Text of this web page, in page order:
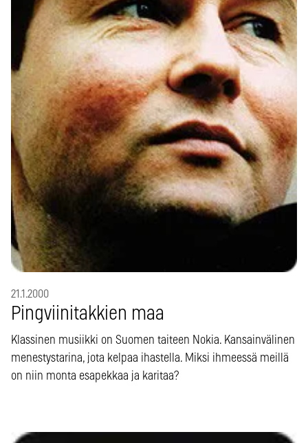
21.1.2000
Pingviinitakkien maa
Klassinen musiikki on Suomen taiteen Nokia. Kansainvälinen
menestystarina, jota kelpaa ihastella. Miksi ihmeessä meillä
on niin monta esapekkaa ja karitaa?